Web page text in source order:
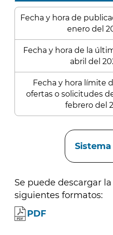
Fecha y hora de
enero del
Fecha y hora de la
abril del
Fecha y hora límite
ofertas o solicitudes
febrero del
Se puede descargar
siguientes formatos:
PDF